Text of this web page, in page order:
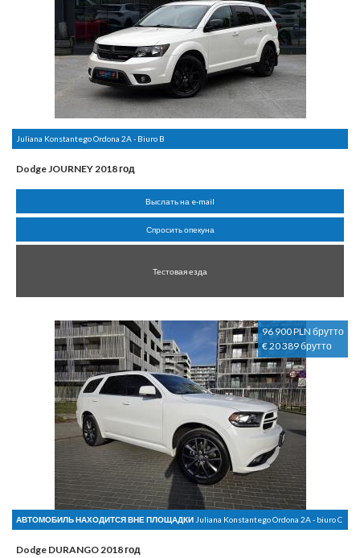
Juliana Konstantego Ordona 2A - Biuro B
Dodge JOURNEY 2018 год
Выслать на e-mail
Спросить опекуна
Тестовая езда
96 900 PLN брутто
€ 20 389 брутто
АВТОМОБИЛЬ НАХОДИТСЯ ВНЕ ПЛОЩАДКИJuliana Konstantego Ordona 2A - biuro C
Dodge DURANGO 2018 год